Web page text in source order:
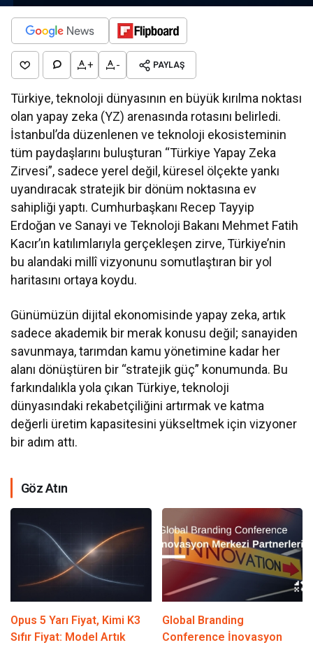
+ - PAYLAŞ
Türkiye, teknoloji dünyasının en büyük kırılma noktası
olan yapay zeka (YZ) arenasında rotasını belirledi.
İstanbul’da düzenlenen ve teknoloji ekosisteminin
tüm paydaşlarını buluşturan “Türkiye Yapay Zeka
Zirvesi”, sadece yerel değil, küresel ölçekte yankı
uyandıracak stratejik bir dönüm noktasına ev
sahipliği yaptı. Cumhurbaşkanı Recep Tayyip
Erdoğan ve Sanayi ve Teknoloji Bakanı Mehmet Fatih
Kacır’ın katılımlarıyla gerçekleşen zirve, Türkiye’nin
bu alandaki millî vizyonunu somutlaştıran bir yol
haritasını ortaya koydu.
Günümüzün dijital ekonomisinde yapay zeka, artık
sadece akademik bir merak konusu değil; sanayiden
savunmaya, tarımdan kamu yönetimine kadar her
alanı dönüştüren bir “stratejik güç” konumunda. Bu
farkındalıkla yola çıkan Türkiye, teknoloji
dünyasındaki rekabetçiliğini artırmak ve katma
değerli üretim kapasitesini yükseltmek için vizyoner
bir adım attı.
Göz Atın
Opus 5 Yarı Fiyat, Kimi K3
Sıfır Fiyat: Model Artık
Global Branding
Conference İnovasyon